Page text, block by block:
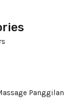
Panggilan